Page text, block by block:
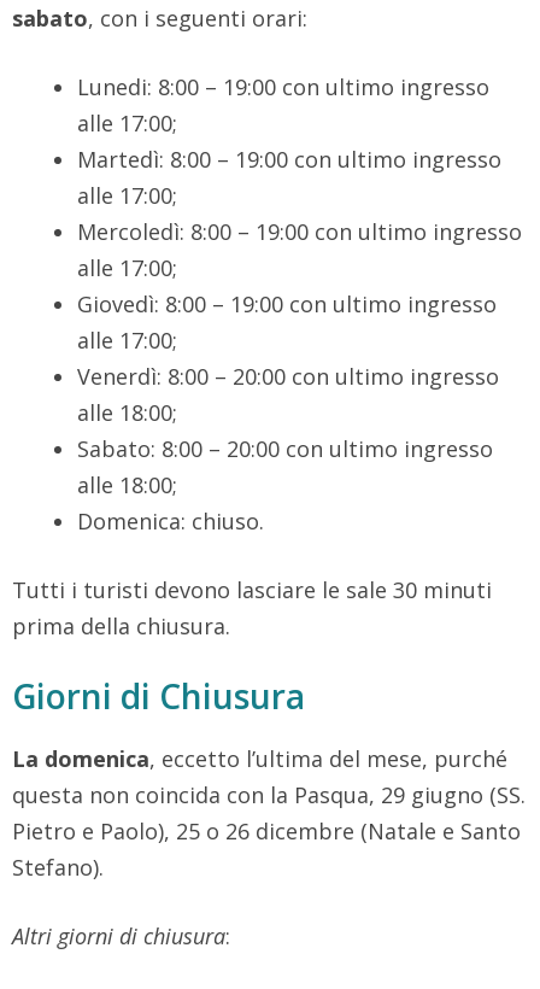
sabato, con i seguenti orari:
Lunedi: 8:00 – 19:00 con ultimo ingresso
alle 17:00;
Martedì: 8:00 – 19:00 con ultimo ingresso
alle 17:00;
Mercoledì: 8:00 – 19:00 con ultimo ingresso
alle 17:00;
Giovedì: 8:00 – 19:00 con ultimo ingresso
alle 17:00;
Venerdì: 8:00 – 20:00 con ultimo ingresso
alle 18:00;
Sabato: 8:00 – 20:00 con ultimo ingresso
alle 18:00;
Domenica: chiuso.
Tutti i turisti devono lasciare le sale 30 minuti
prima della chiusura.
Giorni di Chiusura
La domenica, eccetto l’ultima del mese, purché
questa non coincida con la Pasqua, 29 giugno (SS.
Pietro e Paolo), 25 o 26 dicembre (Natale e Santo
Stefano).
Altri giorni di chiusura: